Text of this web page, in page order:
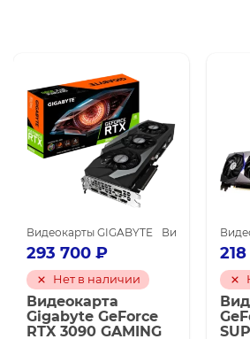
3070 Видеокарты NVIDIA для майнинга
Видеокарты GIGABYTE Видеокарты
293 700 ₽
Нет в наличии
Видеокарта
Gigabyte GeForce
RTX 3090 GAMING